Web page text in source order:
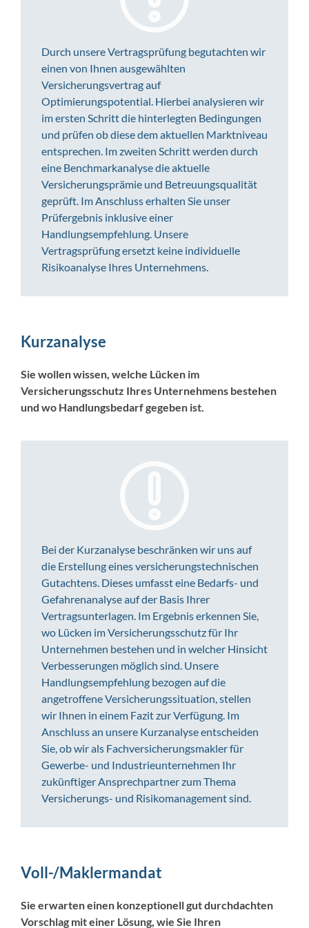
Durch unsere Vertragsprüfung begutachten wir
einen von Ihnen ausgewählten
Versicherungsvertrag auf
Optimierungspotential. Hierbei analysieren wir
im ersten Schritt die hinterlegten Bedingungen
und prüfen ob diese dem aktuellen Marktniveau
entsprechen. Im zweiten Schritt werden durch
eine Benchmarkanalyse die aktuelle
Versicherungsprämie und Betreuungsqualität
geprüft. Im Anschluss erhalten Sie unser
Prüfergebnis inklusive einer
Handlungsempfehlung. Unsere
Vertragsprüfung ersetzt keine individuelle
Risikoanalyse Ihres Unternehmens.
Kurzanalyse
Sie wollen wissen, welche Lücken im
Versicherungsschutz Ihres Unternehmens bestehen
und wo Handlungsbedarf gegeben ist.
Bei der Kurzanalyse beschränken wir uns auf
die Erstellung eines versicherungstechnischen
Gutachtens. Dieses umfasst eine Bedarfs- und
Gefahrenanalyse auf der Basis Ihrer
Vertragsunterlagen. Im Ergebnis erkennen Sie,
wo Lücken im Versicherungsschutz für Ihr
Unternehmen bestehen und in welcher Hinsicht
Verbesserungen möglich sind. Unsere
Handlungsempfehlung bezogen auf die
angetroffene Versicherungssituation, stellen
wir Ihnen in einem Fazit zur Verfügung. Im
Anschluss an unsere Kurzanalyse entscheiden
Sie, ob wir als Fachversicherungsmakler für
Gewerbe- und Industrieunternehmen Ihr
zukünftiger Ansprechpartner zum Thema
Versicherungs- und Risikomanagement sind.
Voll-/Maklermandat
Sie erwarten einen konzeptionell gut durchdachten
Vorschlag mit einer Lösung, wie Sie Ihren